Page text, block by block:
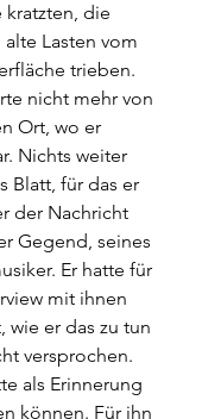
kratzten, die
Lasten vom
trieben.
nicht mehr von
Ort, wo er
Nichts weiter
Blatt, für das er
der Nachricht
Gegend, seines
Er hatte für
mit ihnen
wie er das zu tun
versprochen.
als Erinnerung
können. Für ihn